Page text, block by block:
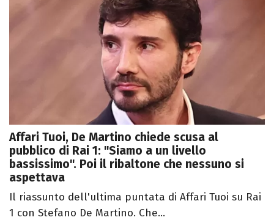
Affari Tuoi, De Martino chiede scusa al
pubblico di Rai 1: "Siamo a un livello
bassissimo". Poi il ribaltone che nessuno si
aspettava
Il riassunto dell'ultima puntata di Affari Tuoi su Rai
1 con Stefano De Martino. Che...